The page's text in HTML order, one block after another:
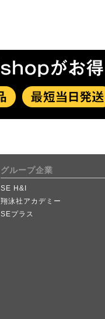
グループ企業
SE H&I
翔泳社アカデミー
SEプラス